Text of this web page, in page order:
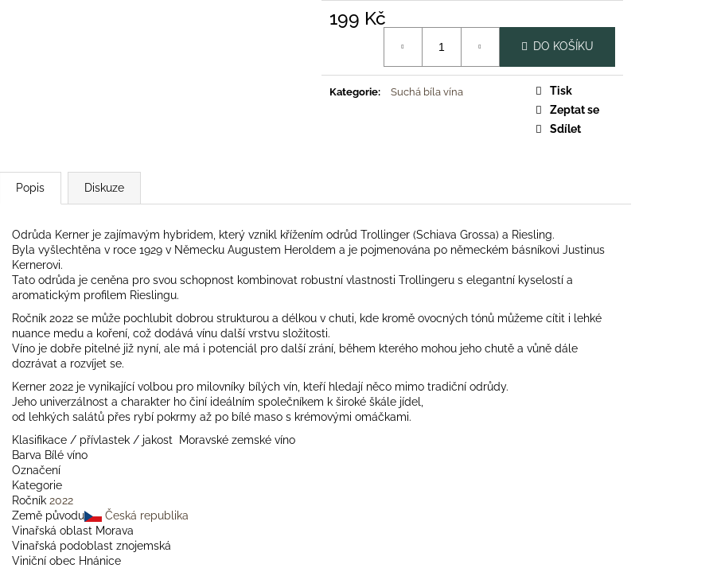
199 Kč
DO KOŠÍKU
Kategorie: Suchá bíla vína
Tisk
Zeptat se
Sdílet
Popis Diskuze
Odrůda Kerner je zajímavým hybridem, který vznikl křížením odrůd Trollinger (Schiava Grossa) a Riesling.
Byla vyšlechtěna v roce 1929 v Německu Augustem Heroldem a je pojmenována po německém básníkovi Justinus
Kernerovi.
Tato odrůda je ceněna pro svou schopnost kombinovat robustní vlastnosti Trollingeru s elegantní kyselostí a
aromatickým profilem Rieslingu.
Ročník 2022 se může pochlubit dobrou strukturou a délkou v chuti, kde kromě ovocných tónů můžeme cítit i lehké
nuance medu a koření, což dodává vínu další vrstvu složitosti.
Víno je dobře pitelné již nyní, ale má i potenciál pro další zrání, během kterého mohou jeho chutě a vůně dále
dozrávat a rozvíjet se.
Kerner 2022 je vynikající volbou pro milovníky bílých vín, kteří hledají něco mimo tradiční odrůdy.
Jeho univerzálnost a charakter ho činí ideálním společníkem k široké škále jídel,
od lehkých salátů přes rybí pokrmy až po bílé maso s krémovými omáčkami.
Klasifikace / přívlastek / jakost Moravské zemské víno
Barva Bílé víno
Označení
Kategorie
Ročník 2022
Země původu
Česká republika
Vinařská oblast Morava
Vinařská podoblast znojemská
Viniční obec Hnánice